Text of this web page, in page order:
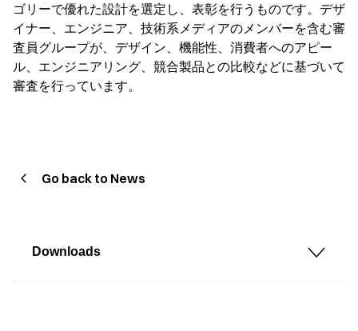
ゴリーで優れた設計を選定し、表彰を行うものです。デザ
イナー、エンジニア、技術系メディアのメンバーを含む審
査員グループが、デザイン、機能性、消費者へのアピー
ル、エンジニアリング、競合製品との比較などに基づいて
審査を行っています。
Go back to News
Downloads